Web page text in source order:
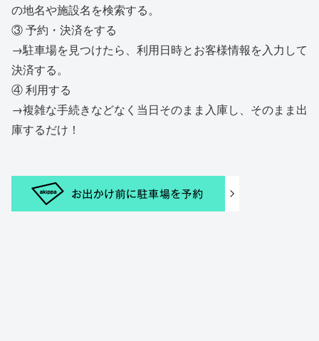
の地名や施設名を検索する。
③ 予約・決済をする
→駐車場を見つけたら、利用日時とお客様情報を入力して
決済する。
④ 利用する
→複雑な手続きなどなく当日そのまま入庫し、そのまま出
庫するだけ！